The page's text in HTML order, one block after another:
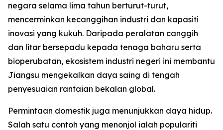
negara selama lima tahun berturut-turut,
mencerminkan kecanggihan industri dan kapasiti
inovasi yang kukuh. Daripada peralatan canggih
dan litar bersepadu kepada tenaga baharu serta
bioperubatan, ekosistem industri negeri ini membantu
Jiangsu mengekalkan daya saing di tengah
penyesuaian rantaian bekalan global.
Permintaan domestik juga menunjukkan daya hidup.
Salah satu contoh yang menonjol ialah populariti